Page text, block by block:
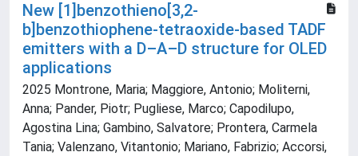
New [1]benzothieno[3,2-
b]benzothiophene-tetraoxide-based TADF
emitters with a D–A–D structure for OLED
applications
2025 Montrone, Maria; Maggiore, Antonio; Moliterni,
Anna; Pander, Piotr; Pugliese, Marco; Capodilupo,
Agostina Lina; Gambino, Salvatore; Prontera, Carmela
Tania; Valenzano, Vitantonio; Mariano, Fabrizio; Accorsi,